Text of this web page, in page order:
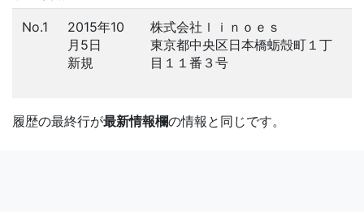
No.1
2015年10
月5日
新規
株式会社ｌｉｎｏｅｓ
東京都中央区日本橋蛎殻町１丁
目１１番３号
履歴の最終行が最新情報欄の情報と同じです。